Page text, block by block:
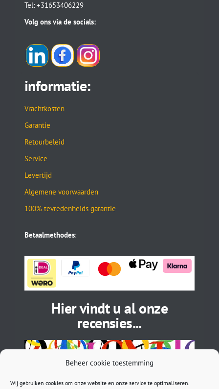
Beheer cookie toestemming
Wij gebruiken cookies om onze website en onze service te optimaliseren.
Tel: +31653406229
Volg ons via de socials:
informatie:
Vrachtkosten
Garantie
Retourbeleid
Service
Levertijd
Algemene voorwaarden
100% tevredenheids garantie
Betaalmethodes:
Hier vindt u al onze
recensies...